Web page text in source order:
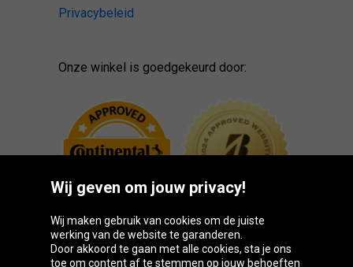
Privacybeleid
Onze winkel is goedgekeurd door:
Wij geven om jouw privacy!
Wij maken gebruik van cookies om de juiste
werking van de website te garanderen.
Door akkoord te gaan met alle cookies, sta je ons
toe om content af te stemmen op jouw behoeften